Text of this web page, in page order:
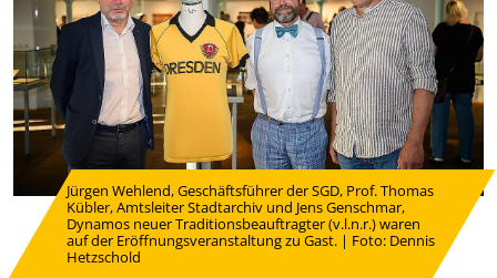
Jürgen Wehlend, Geschäftsführer der SGD, Prof. Thomas
Kübler, Amtsleiter Stadtarchiv und Jens Genschmar,
Dynamos neuer Traditionsbeauftragter (v.l.n.r.) waren
auf der Eröffnungsveranstaltung zu Gast. | Foto: Dennis
Hetzschold